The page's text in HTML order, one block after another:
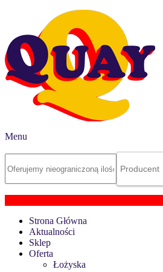
Menu
Strona Główna
Aktualności
Sklep
Oferta
Łożyska